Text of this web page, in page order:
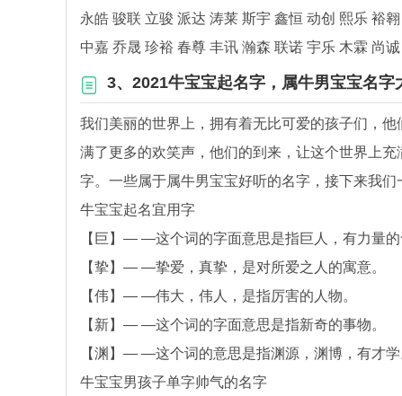
永皓 骏联 立骏 派达 涛莱 斯宇 鑫恒 动创 熙乐 裕翱
中嘉 乔晟 珍裕 春尊 丰讯 瀚森 联诺 宇乐 木霖 尚诚
3、2021牛宝宝起名字，属牛男宝宝名字
我们美丽的世界上，拥有着无比可爱的孩子们，
满了更多的欢笑声，他们的到来，让这个世界上
字。一些属于属牛男宝宝好听的名字，接下来我们
牛宝宝起名宜用字
【巨】— —这个词的字面意思是指巨人，有力量的
【挚】— —挚爱，真挚，是对所爱之人的寓意。
【伟】— —伟大，伟人，是指厉害的人物。
【新】— —这个词的字面意思是指新奇的事物。
【渊】— —这个词的意思是指渊源，渊博，有才学
牛宝宝男孩子单字帅气的名字